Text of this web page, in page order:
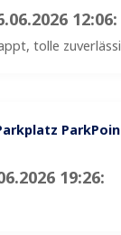
12:06:
tolle
19:26: